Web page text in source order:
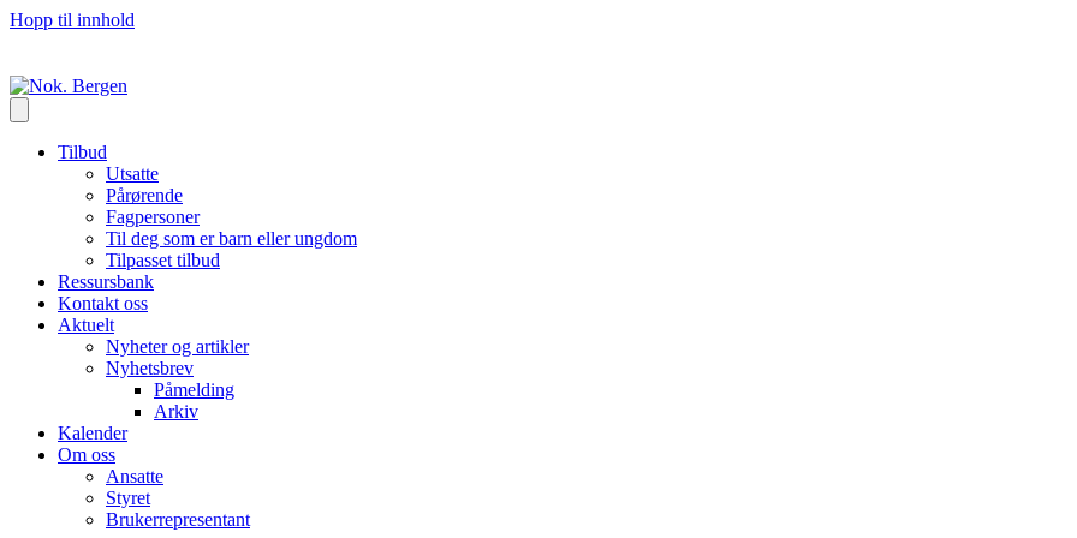
Hopp til innhold
Tilbud
Utsatte
Pårørende
Fagpersoner
Til deg som er barn eller ungdom
Tilpasset tilbud
Ressursbank
Kontakt oss
Aktuelt
Nyheter og artikler
Nyhetsbrev
Påmelding
Arkiv
Kalender
Om oss
Ansatte
Styret
Brukerrepresentant